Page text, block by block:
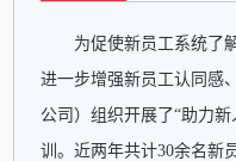
为促使新员工系统了
进一步增强新员工认同感
公司）组织开展了“助力
训。近两年共计30余名新